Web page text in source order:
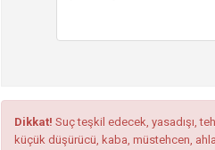
Dikkat! Suç teşkil edecek, yasadışı,
küçük düşürücü, kaba, müstehcen,